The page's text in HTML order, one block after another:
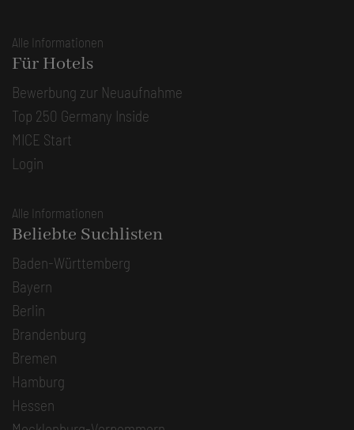
Alle Informationen
Für Hotels
Bewerbung zur Neuaufnahme
Top 250 Germany Inside
MICE Start
Login
Alle Informationen
Beliebte Suchlisten
Baden-Württemberg
Bayern
Berlin
Brandenburg
Bremen
Hamburg
Hessen